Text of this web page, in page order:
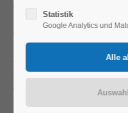
Anmelden
Register|Lost your
Support
Projektierung
Statistik
Google Analytics und